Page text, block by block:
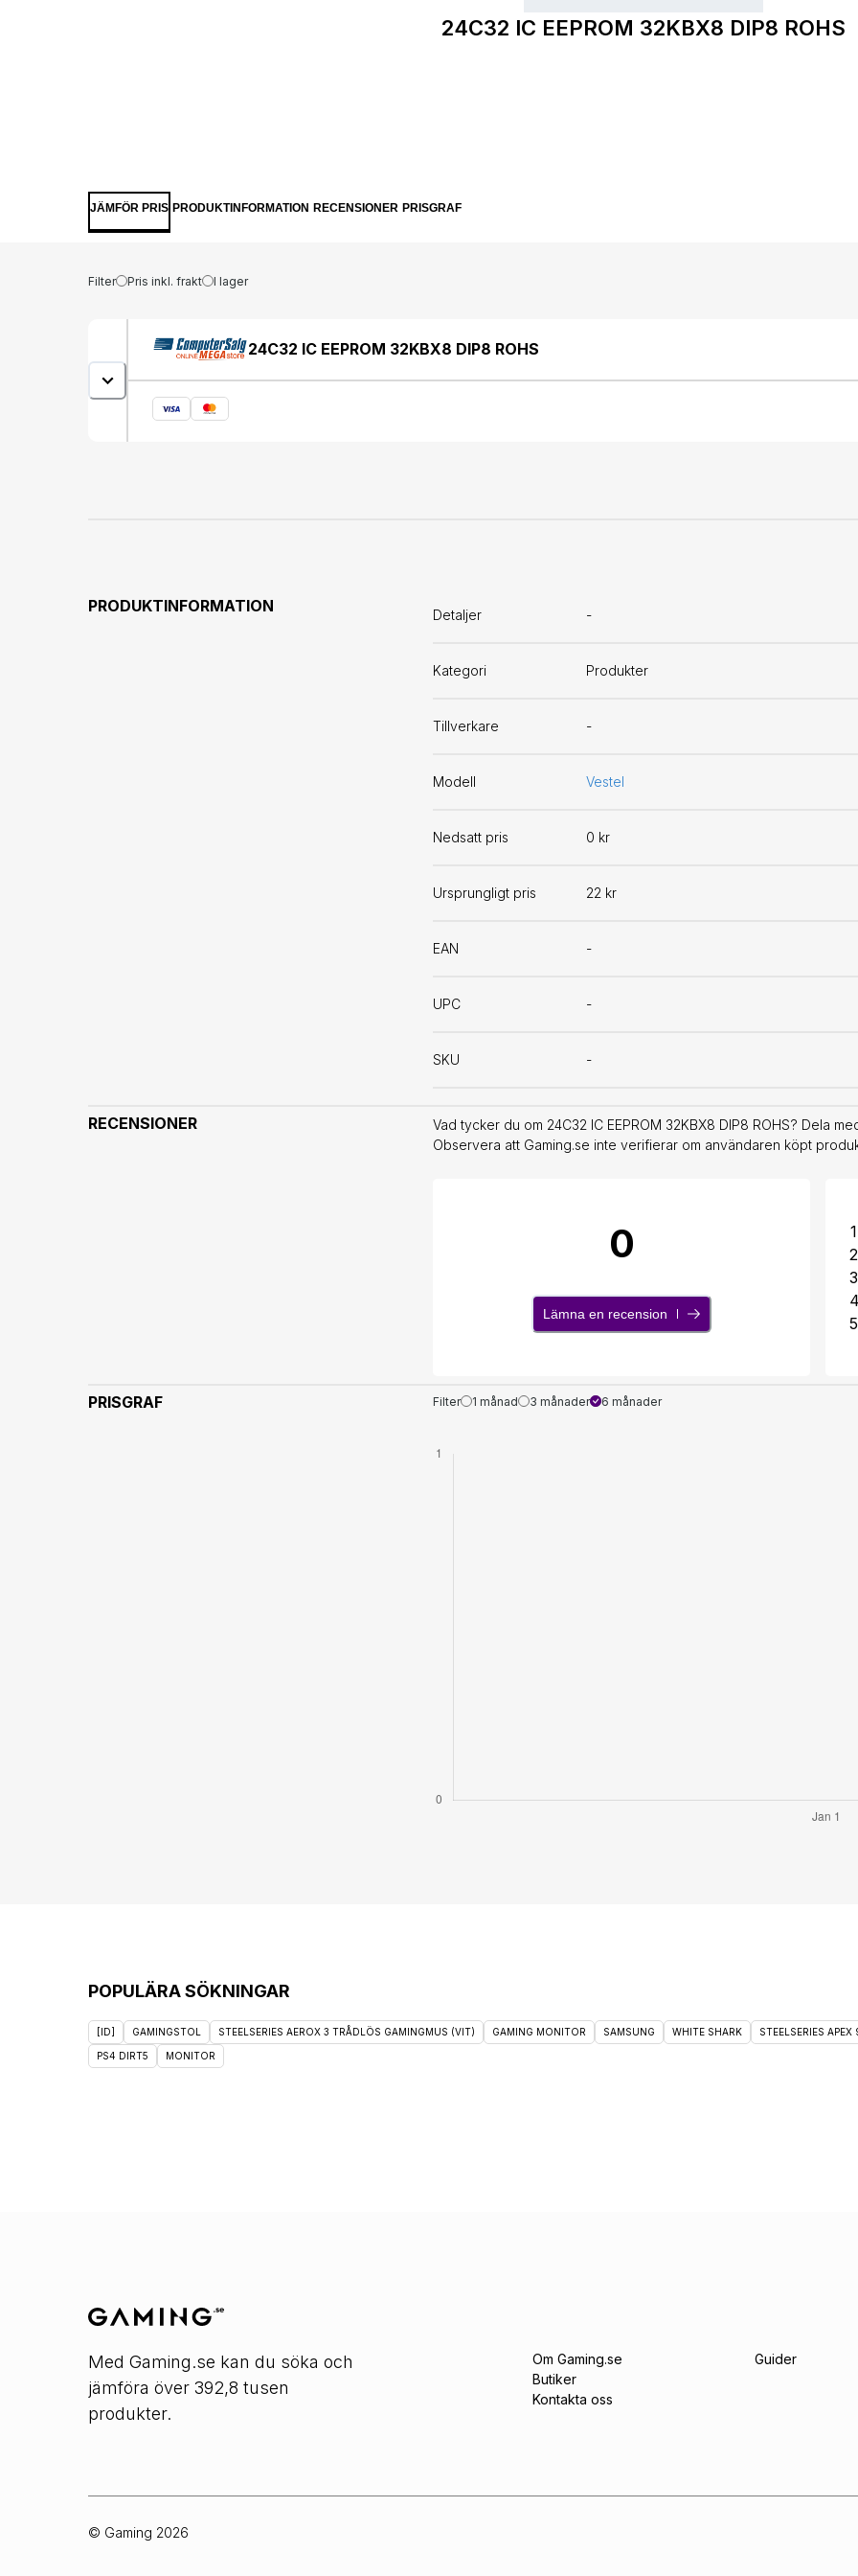
24C32 IC EEPROM 32KBX8 DIP8 ROHS
JÄMFÖR PRIS PRODUKTINFORMATION RECENSIONER PRISGRAF
Filter Pris inkl. frakt I lager
24C32 IC EEPROM 32KBX8 DIP8 ROHS
PRODUKTINFORMATION
Detaljer -
Kategori Produkter
Tillverkare -
Modell Vestel
Nedsatt pris 0 kr
Ursprungligt pris 22 kr
EAN -
UPC -
SKU -
RECENSIONER
Vad tycker du om 24C32 IC EEPROM 32KBX8 DIP8 ROHS? Dela
Observera att Gaming.se inte verifierar om användaren köpt
0
Lämna en recension
1
2
3
4
5
PRISGRAF Filter 1 månad 3 månader 6 månader
POPULÄRA SÖKNINGAR
[ID] GAMINGSTOL STEELSERIES AEROX 3 TRÅDLÖS GAMINGMUS (VIT) GAMING MONITOR SAMSUNG WHITE SHARK STEELSERIES
PS4 DIRT5 MONITOR
Med Gaming.se kan du söka och
jämföra över 392,8 tusen
produkter.
Om Gaming.se
Butiker
Kontakta oss
Guider
© Gaming 2026